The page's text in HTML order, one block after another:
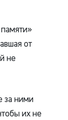
от
не
ними
их не